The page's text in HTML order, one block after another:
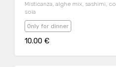
Misticanza, alghe mix, sashimi,
soia
Only for dinner
10.00 €